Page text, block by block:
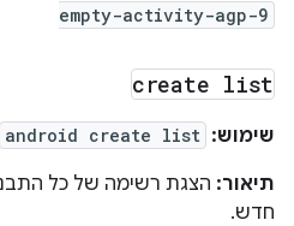
empty-activity-agp-9
create list
שימוש: android create list
תיאור: הצגת רשימה של כל
חדש.